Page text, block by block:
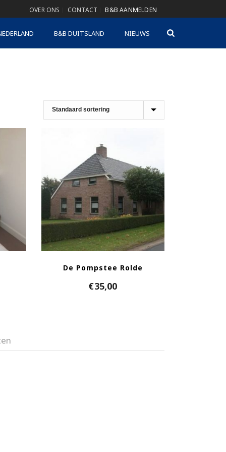
OVER ONS CONTACT B&B AANMELDEN
B&B DUITSLAND NIEUWS
De Pompstee Rolde
€35,00